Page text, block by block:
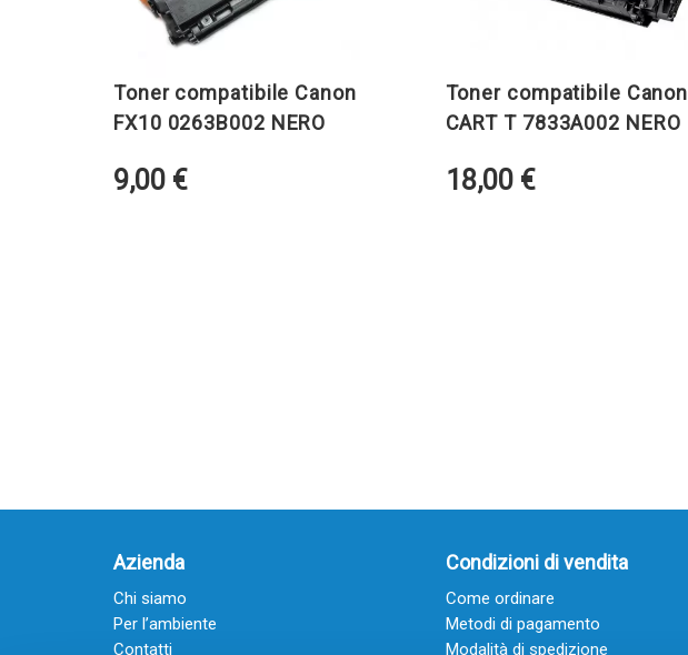
Toner compatibile Canon
FX10 0263B002 NERO
9,00 €
Toner compatibile Canon
CART T 7833A002 NERO
18,00 €
Azienda
Chi siamo
Per l’ambiente
Contatti
Condizioni di vendita
Come ordinare
Metodi di pagamento
Modalità di spedizione